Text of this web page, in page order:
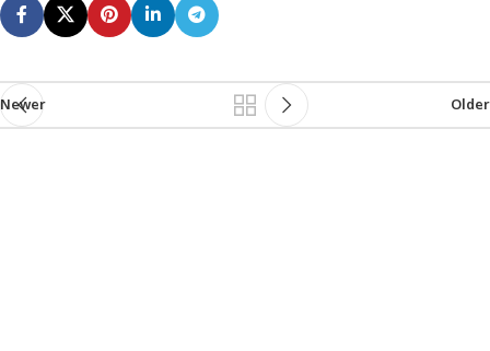
Newer Older